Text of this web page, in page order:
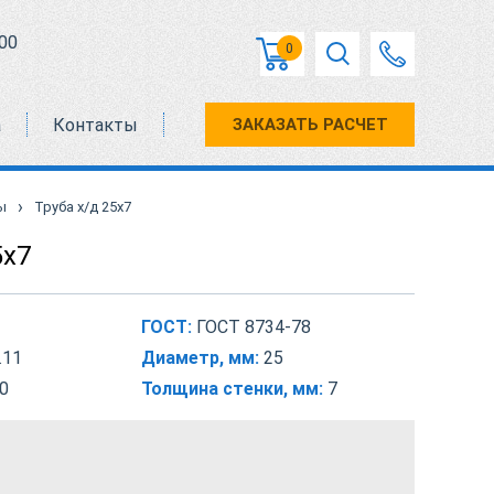
0
Контакты ЗАКАЗАТЬ РАСЧЕТ
› Труба х/д 25х7
ГОСТ: ГОСТ 8734-78
Диаметр, мм: 25
Толщина стенки, мм: 7